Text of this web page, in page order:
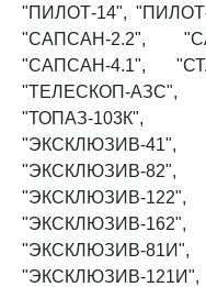
"ПИЛОТ-14",
"САПСАН-2.2",
"САПСАН-4.1",
"ТЕЛЕСКОП-
"ТОПАЗ-103К",
"ЭКСКЛЮЗИВ-
"ЭКСКЛЮЗИВ-
"ЭКСКЛЮЗИВ-
"ЭКСКЛЮЗИВ-
"ЭКСКЛЮЗИВ-
"ЭКСКЛЮЗИВ-